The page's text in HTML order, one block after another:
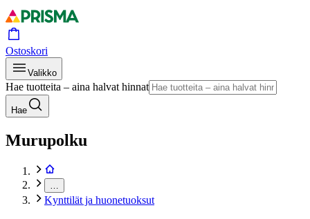
Ostoskori
Valikko
Hae tuotteita – aina halvat hinnat
Hae
Murupolku
Kynttilät ja huonetuoksut